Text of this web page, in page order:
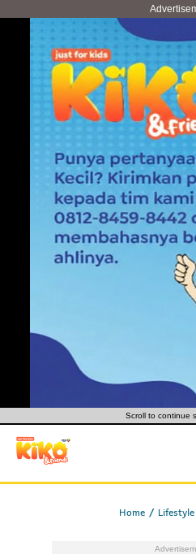
Scroll to continue
Home Lifestyle